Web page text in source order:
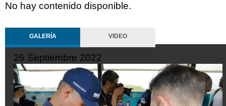
No hay contenido disponible.
GALERÍA VIDEO
25 Septiembre 2022